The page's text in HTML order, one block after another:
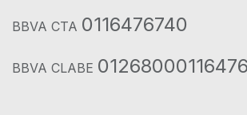
BBVA CTA 0116476740
BBVA CLABE